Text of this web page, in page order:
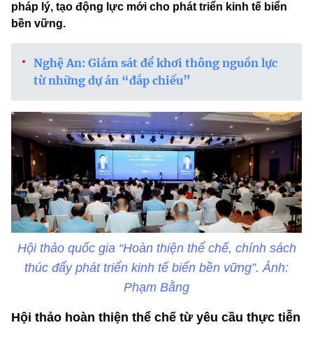
pháp lý, tạo động lực mới cho phát triển kinh tế biển
bền vững.
Nghệ An: Giám sát để khơi thông nguồn lực
từ những dự án “đắp chiếu”
Hội thảo quốc gia “Hoàn thiện thể chế, chính sách
thúc đẩy phát triển kinh tế biển bền vững”. Ảnh:
Phạm Bằng
Hội thảo hoàn thiện thể chế từ yêu cầu thực tiễn